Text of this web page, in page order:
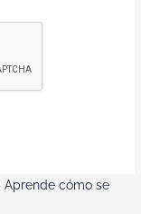
Aprende cómo se